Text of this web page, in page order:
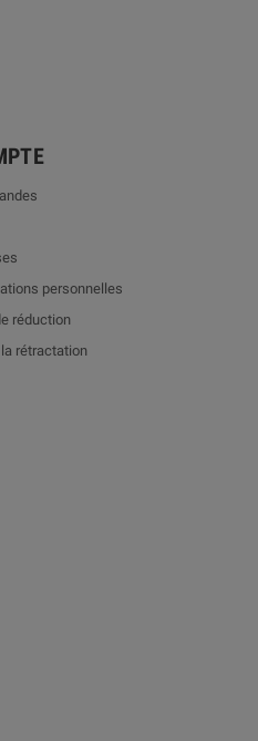
personnelles
réduction
rétractation